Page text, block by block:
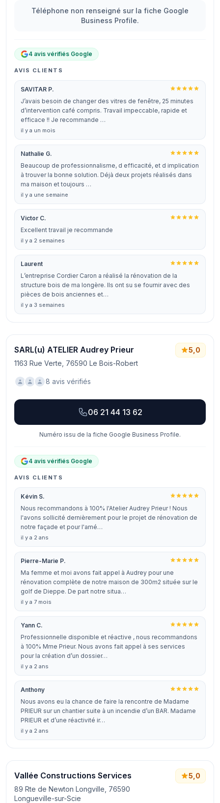
Téléphone non renseigné sur la fiche Google
Business Profile.
4 avis vérifiés Google
AVIS CLIENTS
SAVITAR P.
J’avais besoin de changer des vitres de fenêtre, 25 minutes
d’intervention café compris. Travail impeccable, rapide et
efficace !! Je recommande …
il y a un mois
Nathalie G.
Beaucoup de professionnalisme, d efficacité, et d implication
à trouver la bonne solution. Déjà deux projets réalisés dans
ma maison et toujours …
il y a une semaine
Victor C.
Excellent travail je recommande
il y a 2 semaines
Laurent
L’entreprise Cordier Caron a réalisé la rénovation de la
structure bois de ma longère. Ils ont su se fournir avec des
pièces de bois anciennes et…
il y a 3 semaines
SARL(u) ATELIER Audrey Prieur
1163 Rue Verte, 76590 Le Bois-Robert
5,0
8 avis vérifiés
06 21 44 13 62
Numéro issu de la fiche Google Business Profile.
4 avis vérifiés Google
AVIS CLIENTS
Kévin S.
Nous recommandons à 100% l'Atelier Audrey Prieur ! Nous
l'avons sollicité dernièrement pour le projet de rénovation de
notre façade et pour l'amé…
il y a 2 ans
Pierre-Marie P.
Ma femme et moi avons fait appel à Audrey pour une
rénovation complète de notre maison de 300m2 située sur le
golf de Dieppe. De part notre situa…
il y a 7 mois
Yann C.
Professionnelle disponible et réactive , nous recommandons
à 100% Mme Prieur. Nous avons fait appel à ses services
pour la création d’un dossier…
il y a 2 ans
Anthony
Nous avons eu la chance de faire la rencontre de Madame
PRIEUR sur un chantier suite à un incendie d’un BAR. Madame
PRIEUR et d’une réactivité ir…
il y a 2 ans
Vallée Constructions Services
89 Rte de Newton Longville, 76590
Longueville-sur-Scie
5,0